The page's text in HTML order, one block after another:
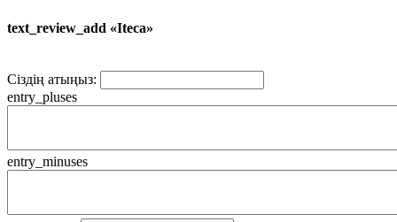
text_review_add «Iteca»
Сіздің атыңыз:
entry_pluses
entry_minuses